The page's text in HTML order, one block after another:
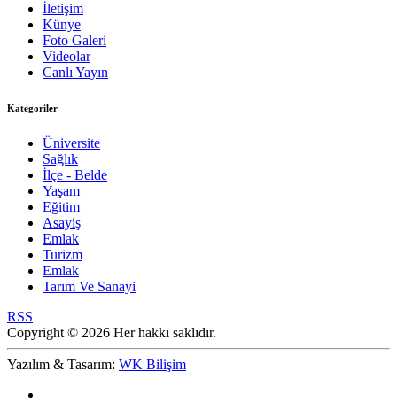
İletişim
Künye
Foto Galeri
Videolar
Canlı Yayın
Kategoriler
Üniversite
Sağlık
İlçe - Belde
Yaşam
Eğitim
Asayiş
Emlak
Turizm
Emlak
Tarım Ve Sanayi
RSS
Copyright © 2026 Her hakkı saklıdır.
Yazılım & Tasarım: WK Bilişim